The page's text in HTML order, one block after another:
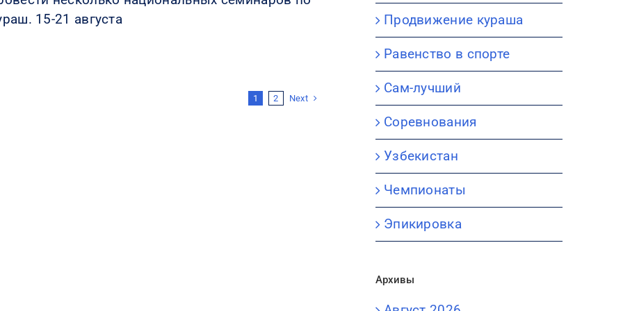
15-21 августа
1 2 Next
Продвижение кураша
Равенство в спорте
Сам-лучший
Соревнования
Узбекистан
Чемпионаты
Эпикировка
Архивы